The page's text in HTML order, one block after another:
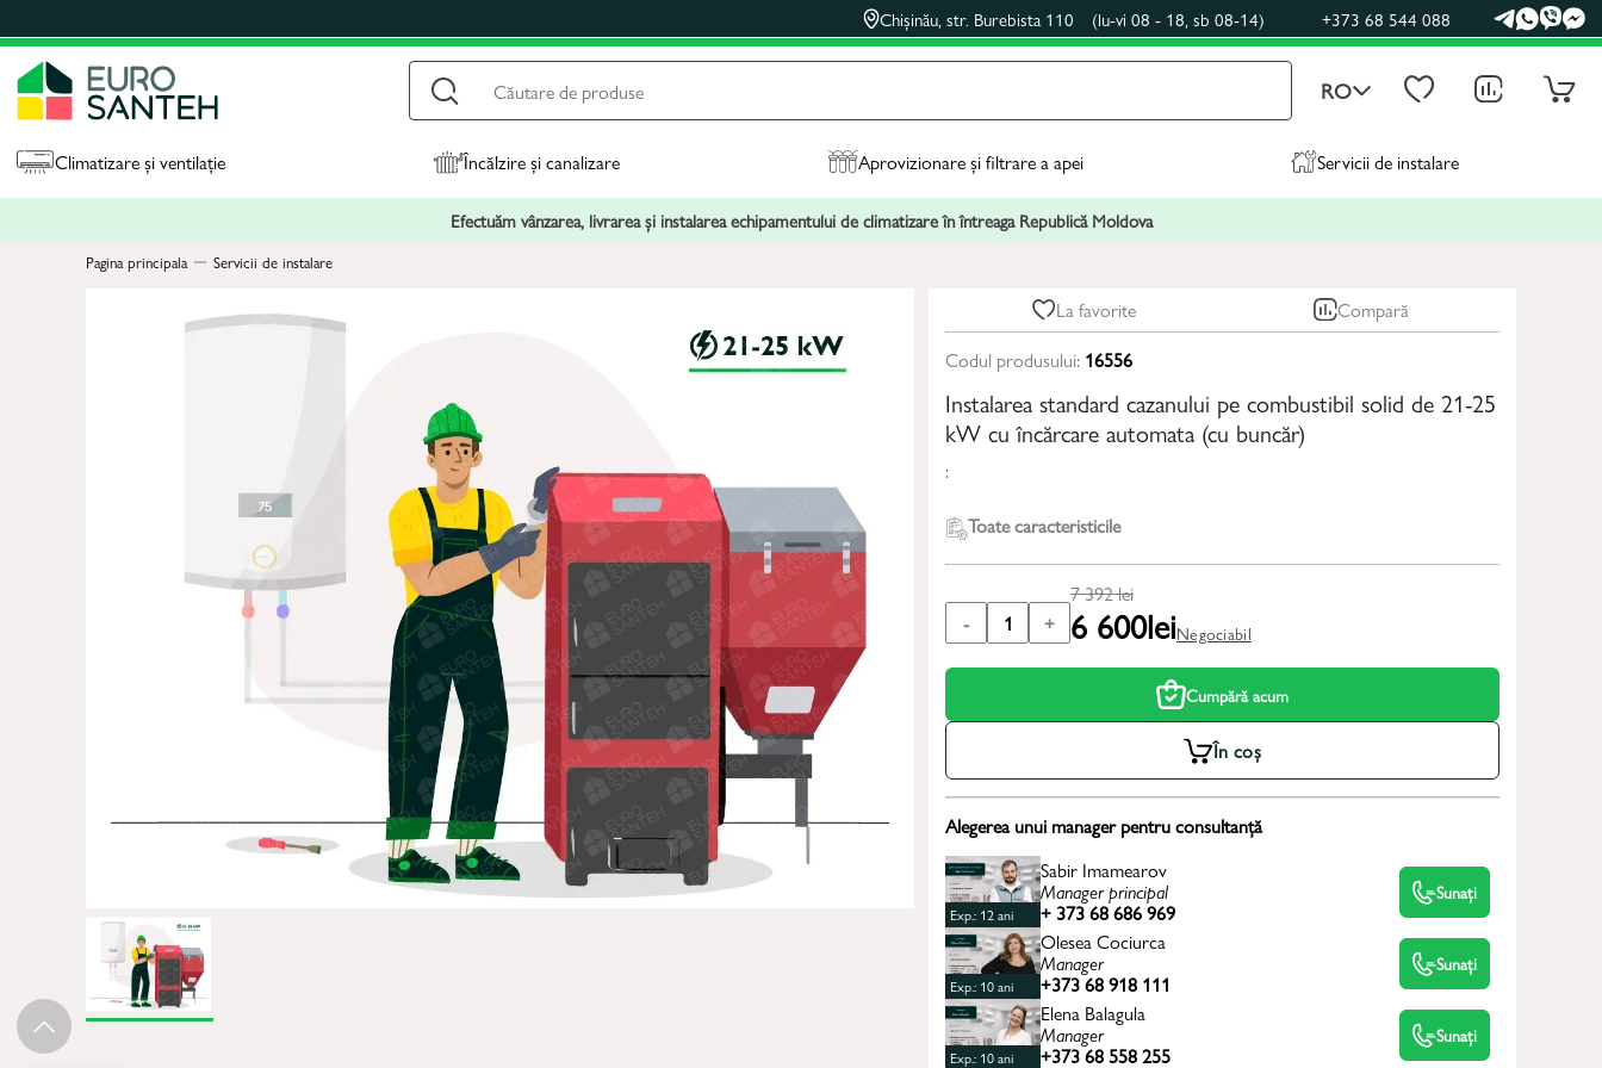
Chișinău, str. Burebista 110 (lu-vi 08 - 18, sb 08-14) +373 68 544 088
RO
Climatizare și ventilație Încălzire și canalizare Aprovizionare și filtrare a apei Servicii de instalare
Efectuăm vânzarea, livrarea și instalarea echipamentului de climatizare în întreaga Republică Moldova
Pagina principala Servicii de instalare
La favorite
Compară
Codul produsului: 16556
Instalarea standard cazanului pe combustibil solid de 21-25
kW cu încărcare automata (cu buncăr)
:
Toate caracteristicile
- 1 +
7 392lei
6 600leiNegociabil
Cumpără acum
În coș
Alegerea unui manager pentru consultanță
Exp.: 12 ani
Sabir Imamearov
Manager principal
+ 373 68 686 969
Sunați
Exp.: 10 ani
Olesea Cociurca
Manager
+373 68 918 111
Sunați
Exp.: 10 ani
Elena Balagula
Manager
+373 68 558 255
Sunați